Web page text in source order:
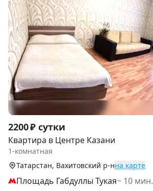
Item
1
of
8
2200 ₽ сутки
Квартира в Центре Казани
1-комнатная
Татарстан, Вахитовский р-нна карте
Площадь Габдуллы Тукая~ 10 мин.